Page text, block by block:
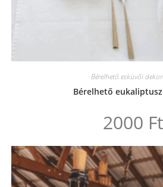
Bérelhető esküvői
Bérelhető
2000 Ft